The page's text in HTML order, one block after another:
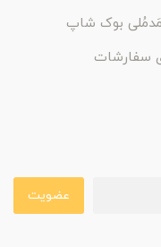
بوک شاپ
سفارشات
عضویت